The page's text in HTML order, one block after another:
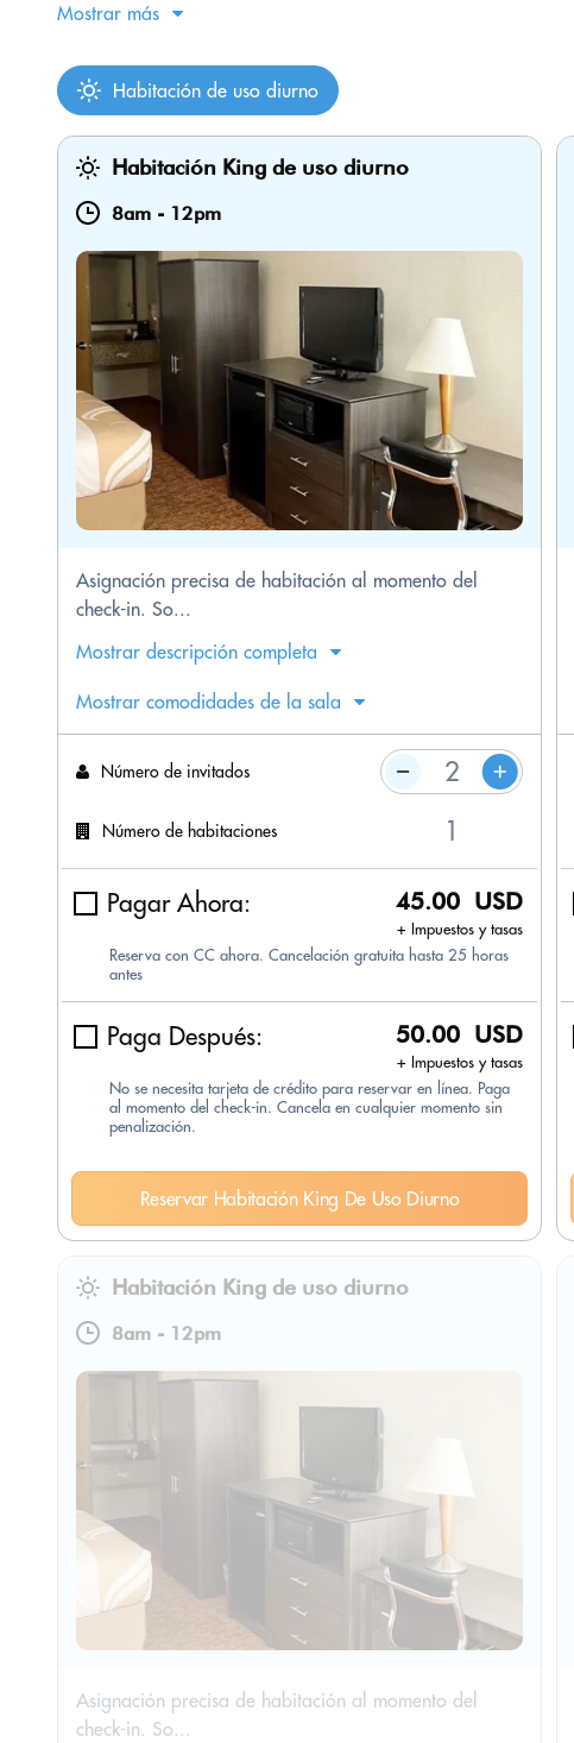
Mostrar más
Habitación de uso diurno
Habitación King de uso diurno
8am - 12pm
Asignación precisa de habitación al momento del
check-in. So...
Mostrar descripción completa
Mostrar comodidades de la sala
Número de invitados
Número de habitaciones
Pagar Ahora: 45.00 USD
+ Impuestos y tasas
Reserva con CC ahora. Cancelación gratuita hasta 25 horas
antes
Paga Después: 50.00 USD
+ Impuestos y tasas
No se necesita tarjeta de crédito para reservar en línea. Paga
al momento del check-in. Cancela en cualquier momento sin
penalización.
Reservar Habitación King De Uso Diurno
Habitación King de uso diurno
8am - 12pm
Asignación precisa de habitación al momento del
check-in. So...